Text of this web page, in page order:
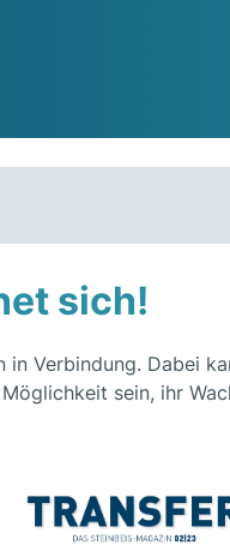
sich!
in Verbindung. Dabei
sein, ihr